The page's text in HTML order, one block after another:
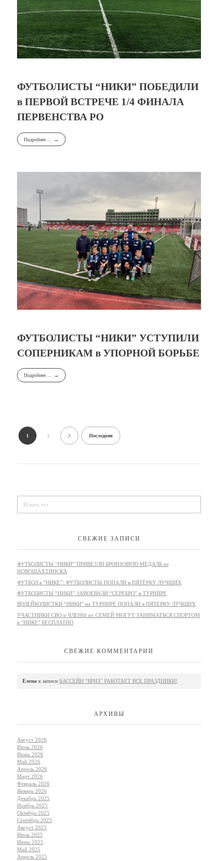
ФУТБОЛИСТЫ “НИКИ” ПОБЕДИЛИ
в ПЕРВОЙ ВСТРЕЧЕ 1/4 ФИНАЛА
ПЕРВЕНСТВА РО
Подробнее ...
ФУТБОЛИСТЫ “НИКИ” УСТУПИЛИ
СОПЕРНИКАМ в УПОРНОЙ БОРЬБЕ
Подробнее ...
1 2 Последняя
СВЕЖИЕ ЗАПИСИ
ФУТБОЛИСТЫ “НИКИ” ПРИВЕЗЛИ БРОНЗОВУЮ МЕДАЛЬ из
НОВОШАХТИНСКА
ФУТБОЛ в “НИКЕ”: ФУТБОЛИСТЫ ПОПАЛИ в ПЯТЁРКУ ЛУЧШИХ
ФУТБОЛИСТЫ “НИКИ” ЗАВОЕВАЛИ “СЕРЕБРО” в ТУРНИРЕ
ВОЛЕЙБОЛИСТКИ “НИКИ” на ТУРНИРЕ ПОПАЛИ в ПЯТЕРКУ ЛУЧШИХ
УЧАСТНИКИ СВО и ЧЛЕНЫ их СЕМЕЙ МОГУТ ЗАНИМАТЬСЯ СПОРТОМ
в “НИКЕ” БЕСПЛАТНО
СВЕЖИЕ КОММЕНТАРИИ
Елена к записи БАССЕЙН “БРИЗ” РАБОТАЕТ ВСЕ ПРАЗДНИКИ!
АРХИВЫ
Август 2026
Июль 2026
Июнь 2026
Май 2026
Апрель 2026
Март 2026
Февраль 2026
Январь 2026
Декабрь 2025
Ноябрь 2025
Октябрь 2025
Сентябрь 2025
Август 2025
Июль 2025
Июнь 2025
Май 2025
Апрель 2025